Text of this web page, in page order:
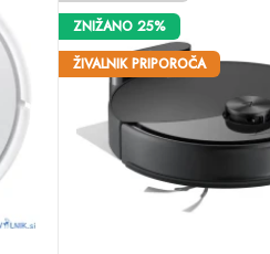
ZNIŽANO 25%
ŽIVALNIK PRIPOROČA